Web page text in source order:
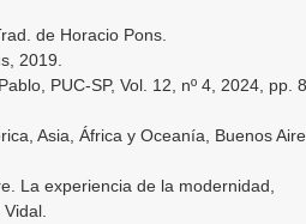
de Horacio Pons.
2019.
PUC-SP, Vol. 12, nº 4, 2024, pp.
Asia, África y Oceanía, Buenos
La experiencia de la modernidad,